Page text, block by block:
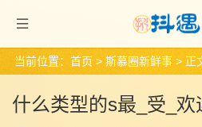
当前位置： 首页 > 斯慕圈新鲜事 > 正
什么类型的s最_受_欢